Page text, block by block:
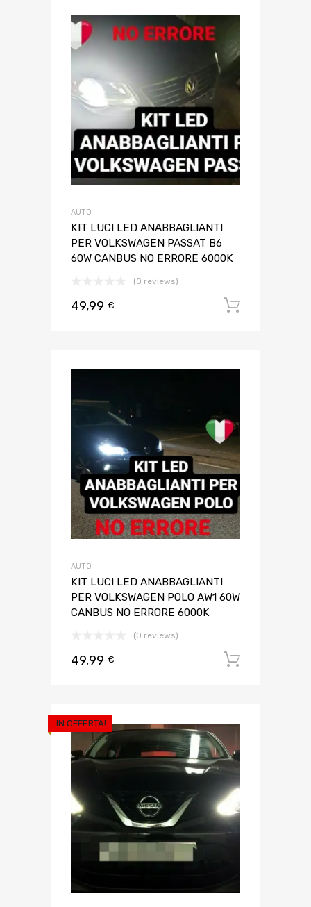
AUTO
KIT LUCI LED ANABBAGLIANTI
PER VOLKSWAGEN PASSAT B6
60W CANBUS NO ERRORE 6000K
(0 reviews)
49,99 €
AUTO
KIT LUCI LED ANABBAGLIANTI
PER VOLKSWAGEN POLO AW1 60W
CANBUS NO ERRORE 6000K
(0 reviews)
49,99 €
IN OFFERTA!